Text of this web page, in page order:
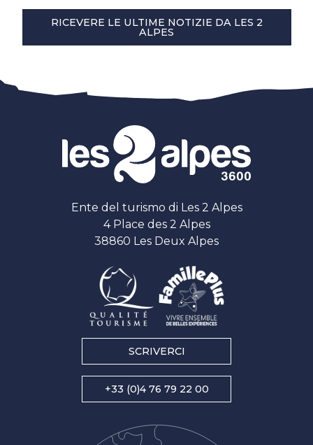
RICEVERE LE ULTIME NOTIZIE DA LES 2
ALPES
Ente del turismo di Les 2 Alpes
4 Place des 2 Alpes
38860 Les Deux Alpes
SCRIVERCI
+33 (0)4 76 79 22 00